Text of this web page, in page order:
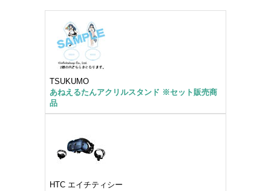
TSUKUMO
あねえるたんアクリルスタンド ※セット販売商
品
HTC エイチティシー